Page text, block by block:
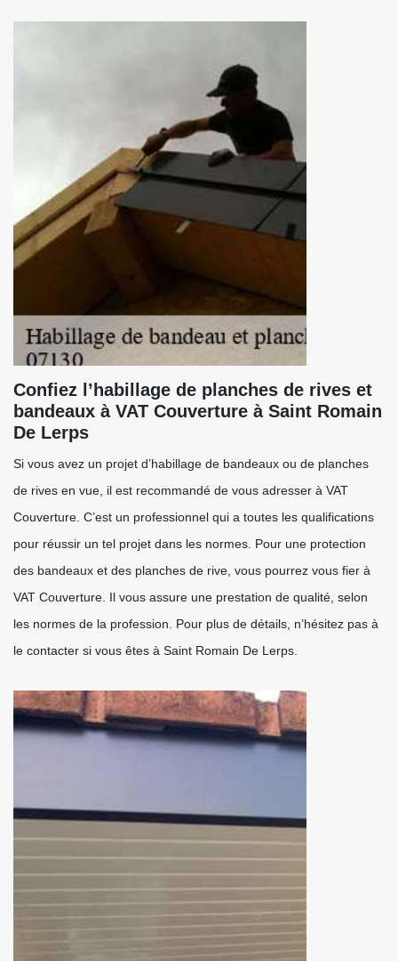
Confiez l’habillage de planches de rives et
bandeaux à VAT Couverture à Saint Romain
De Lerps
Si vous avez un projet d’habillage de bandeaux ou de planches
de rives en vue, il est recommandé de vous adresser à VAT
Couverture. C’est un professionnel qui a toutes les qualifications
pour réussir un tel projet dans les normes. Pour une protection
des bandeaux et des planches de rive, vous pourrez vous fier à
VAT Couverture. Il vous assure une prestation de qualité, selon
les normes de la profession. Pour plus de détails, n’hésitez pas à
le contacter si vous êtes à Saint Romain De Lerps.